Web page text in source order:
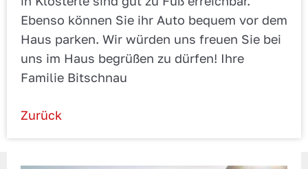
Ebenso können Sie ihr Auto bequem vor dem
Haus parken. Wir würden uns freuen Sie bei
uns im Haus begrüßen zu dürfen! Ihre
Familie Bitschnau
Zurück